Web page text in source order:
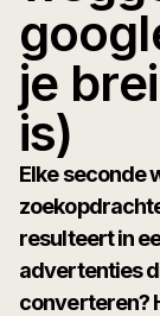
je
is)
Elke seconde
resulteert in
advertenties
converteren?